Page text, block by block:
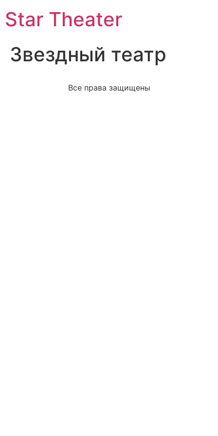
Star Theater
Звездный театр
Все права защищены